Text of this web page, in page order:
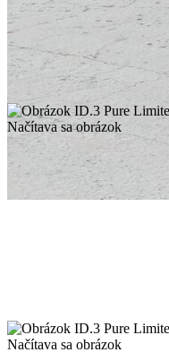
Načítava sa obrázok
Načítava sa obrázok